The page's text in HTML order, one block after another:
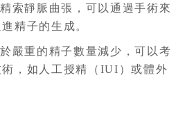
索靜脈曲張，可以通過手術來
精子的生成。
嚴重的精子數量減少，可以考
，如人工授精（IUI）或體外